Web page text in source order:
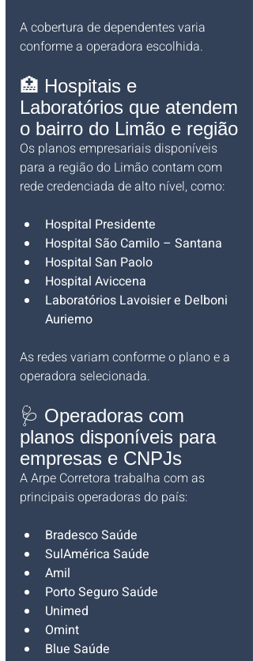
A cobertura de dependentes varia
conforme a operadora escolhida.
🏥 Hospitais e
Laboratórios que atendem
o bairro do Limão e região
Os planos empresariais disponíveis
para a região do Limão contam com
rede credenciada de alto nível, como:
Hospital Presidente
Hospital São Camilo – Santana
Hospital San Paolo
Hospital Aviccena
Laboratórios Lavoisier e Delboni
Auriemo
As redes variam conforme o plano e a
operadora selecionada.
🩺 Operadoras com
planos disponíveis para
empresas e CNPJs
A Arpe Corretora trabalha com as
principais operadoras do país:
Bradesco Saúde
SulAmérica Saúde
Amil
Porto Seguro Saúde
Unimed
Omint
Blue Saúde